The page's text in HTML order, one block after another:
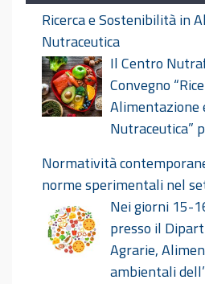
Ricerca e Sostenibilità in
Nutraceutica
Il Centro
Convegno
Alimentazione
Nutraceutica”
2024. Ricerca E
Nutraceutica Def
Normatività contemporanea: norme
norme sperimentali
Nei giorni 15-
presso il
Agrarie,
ambientali